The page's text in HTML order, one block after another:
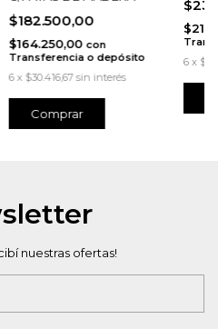
$182.500,00
$164.250,00 con
Transferencia o depósito
6 x $30.416,67 sin interés
6 x
nuestras ofertas!